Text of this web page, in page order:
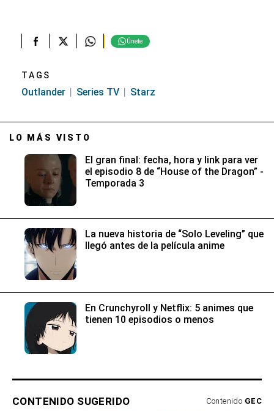
Únete
TAGS
Outlander Series TV Starz
LO MÁS VISTO
El gran final: fecha, hora y link para ver
el episodio 8 de “House of the Dragon” -
Temporada 3
La nueva historia de “Solo Leveling” que
llegó antes de la película anime
En Crunchyroll y Netflix: 5 animes que
tienen 10 episodios o menos
CONTENIDO SUGERIDO Contenido GEC